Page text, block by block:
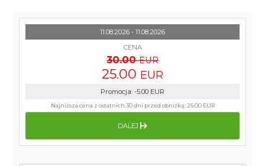
11.08.2026 - 11.08.2026
CENA
30.00 EUR
25.00 EUR
Promocja: -5.00 EUR
Najniższa cena z ostatnich 30 dni przed obniżką: 25.00 EUR
DALEJ